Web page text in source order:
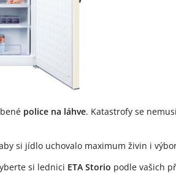
police na láhve. Katastrofy se
si jídlo uchovalo maximum živin i
si lednici ETA Storio podle vašich